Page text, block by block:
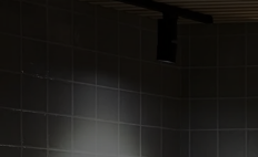
в каталоге
Найти